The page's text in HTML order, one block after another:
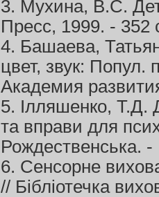
3. Мухина, В.С.
Пресс, 1999. - 352
4. Башаева,
цвет, звук: Попул.
Академия
5. Ілляшенко, Т.Д.
та вправи для
Рождественська.
6. Сенсорне
// Бібліотечка